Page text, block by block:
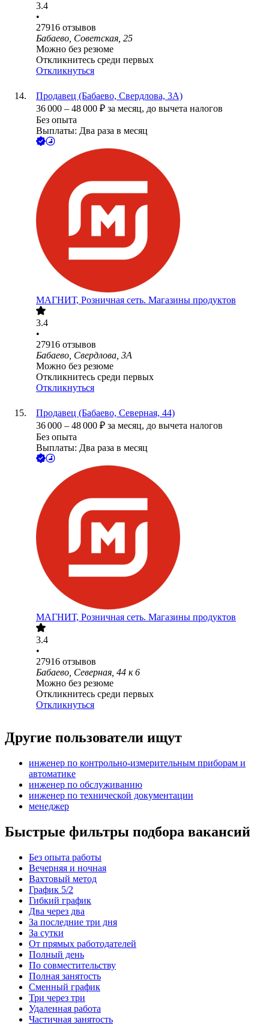
3.4
•
27916 отзывов
Бабаево, Советская, 25
Можно без резюме
Откликнитесь среди первых
Откликнуться
Продавец (Бабаево, Свердлова, 3А)
36 000 – 48 000 ₽ за месяц, до вычета налогов
Без опыта
Выплаты: Два раза в месяц
МАГНИТ, Розничная сеть. Магазины продуктов
3.4
•
27916 отзывов
Бабаево, Свердлова, 3А
Можно без резюме
Откликнитесь среди первых
Откликнуться
Продавец (Бабаево, Северная, 44)
36 000 – 48 000 ₽ за месяц, до вычета налогов
Без опыта
Выплаты: Два раза в месяц
МАГНИТ, Розничная сеть. Магазины продуктов
3.4
•
27916 отзывов
Бабаево, Северная, 44 к 6
Можно без резюме
Откликнитесь среди первых
Откликнуться
Другие пользователи ищут
инженер по контрольно-измерительным приборам и
автоматике
инженер по обслуживанию
инженер по технической документации
менеджер
Быстрые фильтры подбора вакансий
Без опыта работы
Вечерняя и ночная
Вахтовый метод
График 5/2
Гибкий график
Два через два
За последние три дня
За сутки
От прямых работодателей
Полный день
По совместительству
Полная занятость
Сменный график
Три через три
Удаленная работа
Частичная занятость